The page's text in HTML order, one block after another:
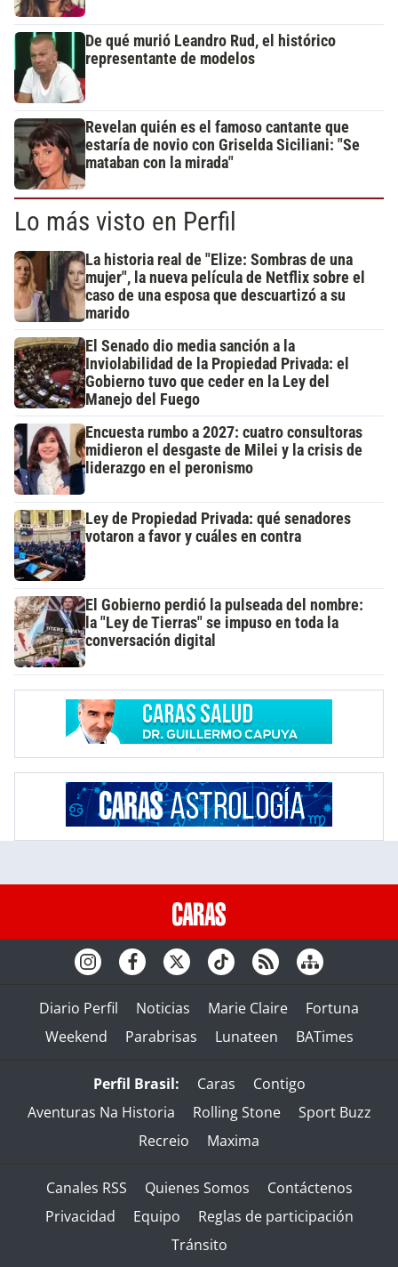
De qué murió Leandro Rud, el histórico
representante de modelos
Revelan quién es el famoso cantante que
estaría de novio con Griselda Siciliani: "Se
mataban con la mirada"
Lo más visto en Perfil
La historia real de "Elize: Sombras de una
mujer", la nueva película de Netflix sobre el
caso de una esposa que descuartizó a su
marido
El Senado dio media sanción a la
Inviolabilidad de la Propiedad Privada: el
Gobierno tuvo que ceder en la Ley del
Manejo del Fuego
Encuesta rumbo a 2027: cuatro consultoras
midieron el desgaste de Milei y la crisis de
liderazgo en el peronismo
Ley de Propiedad Privada: qué senadores
votaron a favor y cuáles en contra
El Gobierno perdió la pulseada del nombre:
la "Ley de Tierras" se impuso en toda la
conversación digital
Diario Perfil Noticias Marie Claire
Fortuna
Weekend
Parabrisas Lunateen BATimes
Perfil Brasil: Caras
Contigo
Aventuras Na Historia
Rolling Stone
Sport Buzz
Recreio
Maxima
Canales RSS Quienes Somos
Contáctenos
Privacidad
Equipo
Reglas de participación
Tránsito